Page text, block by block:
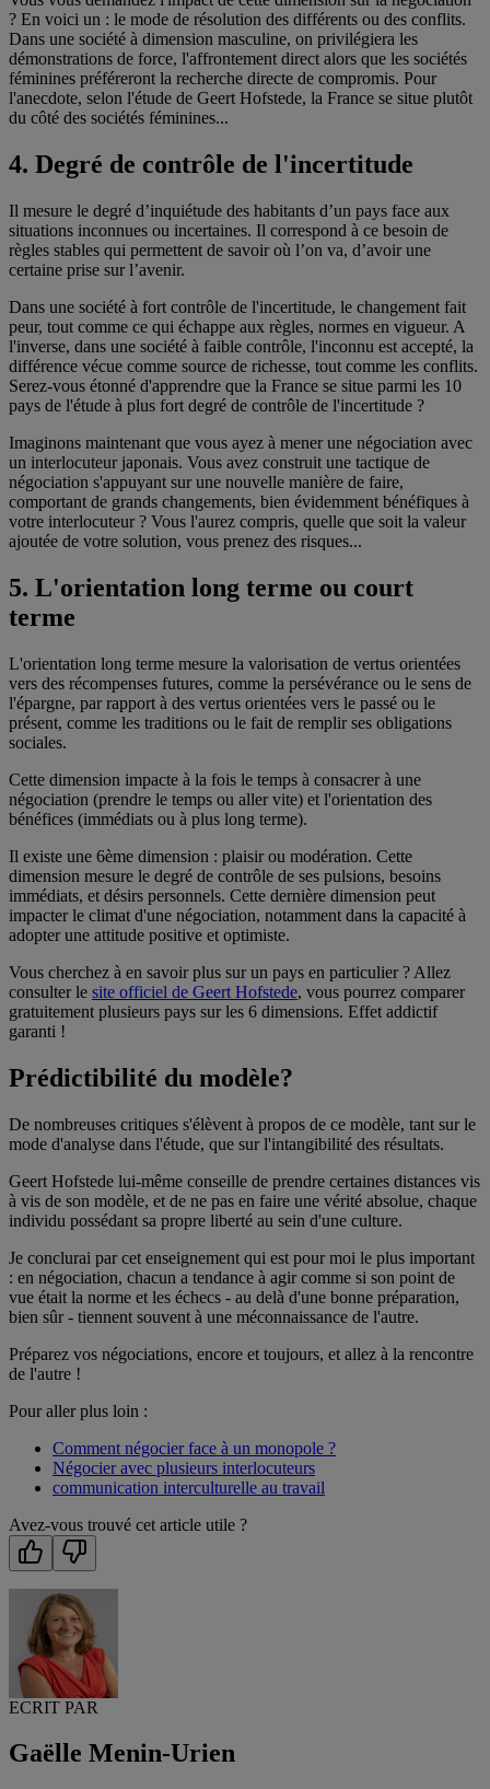
? En voici un : le mode de résolution des différents ou des conflits.
Dans une société à dimension masculine, on privilégiera les
démonstrations de force, l'affrontement direct alors que les sociétés
féminines préféreront la recherche directe de compromis. Pour
l'anecdote, selon l'étude de Geert Hofstede, la France se situe plutôt
du côté des sociétés féminines...
4. Degré de contrôle de l'incertitude
Il mesure le degré d’inquiétude des habitants d’un pays face aux
situations inconnues ou incertaines. Il correspond à ce besoin de
règles stables qui permettent de savoir où l’on va, d’avoir une
certaine prise sur l’avenir.
Dans une société à fort contrôle de l'incertitude, le changement fait
peur, tout comme ce qui échappe aux règles, normes en vigueur. A
l'inverse, dans une société à faible contrôle, l'inconnu est accepté, la
différence vécue comme source de richesse, tout comme les conflits.
Serez-vous étonné d'apprendre que la France se situe parmi les 10
pays de l'étude à plus fort degré de contrôle de l'incertitude ?
Imaginons maintenant que vous ayez à mener une négociation avec
un interlocuteur japonais. Vous avez construit une tactique de
négociation s'appuyant sur une nouvelle manière de faire,
comportant de grands changements, bien évidemment bénéfiques à
votre interlocuteur ? Vous l'aurez compris, quelle que soit la valeur
ajoutée de votre solution, vous prenez des risques...
5. L'orientation long terme ou court
terme
L'orientation long terme mesure la valorisation de vertus orientées
vers des récompenses futures, comme la persévérance ou le sens de
l'épargne, par rapport à des vertus orientées vers le passé ou le
présent, comme les traditions ou le fait de remplir ses obligations
sociales.
Cette dimension impacte à la fois le temps à consacrer à une
négociation (prendre le temps ou aller vite) et l'orientation des
bénéfices (immédiats ou à plus long terme).
Il existe une 6ème dimension : plaisir ou modération. Cette
dimension mesure le degré de contrôle de ses pulsions, besoins
immédiats, et désirs personnels. Cette dernière dimension peut
impacter le climat d'une négociation, notamment dans la capacité à
adopter une attitude positive et optimiste.
Vous cherchez à en savoir plus sur un pays en particulier ? Allez
consulter le site officiel de Geert Hofstede, vous pourrez comparer
gratuitement plusieurs pays sur les 6 dimensions. Effet addictif
garanti !
Prédictibilité du modèle?
De nombreuses critiques s'élèvent à propos de ce modèle, tant sur le
mode d'analyse dans l'étude, que sur l'intangibilité des résultats.
Geert Hofstede lui-même conseille de prendre certaines distances vis
à vis de son modèle, et de ne pas en faire une vérité absolue, chaque
individu possédant sa propre liberté au sein d'une culture.
Je conclurai par cet enseignement qui est pour moi le plus important
: en négociation, chacun a tendance à agir comme si son point de
vue était la norme et les échecs - au delà d'une bonne préparation,
bien sûr - tiennent souvent à une méconnaissance de l'autre.
Préparez vos négociations, encore et toujours, et allez à la rencontre
de l'autre !
Pour aller plus loin :
Comment négocier face à un monopole ?
Négocier avec plusieurs interlocuteurs
communication interculturelle au travail
Avez-vous trouvé cet article utile ?
ECRIT PAR
Gaëlle Menin-Urien